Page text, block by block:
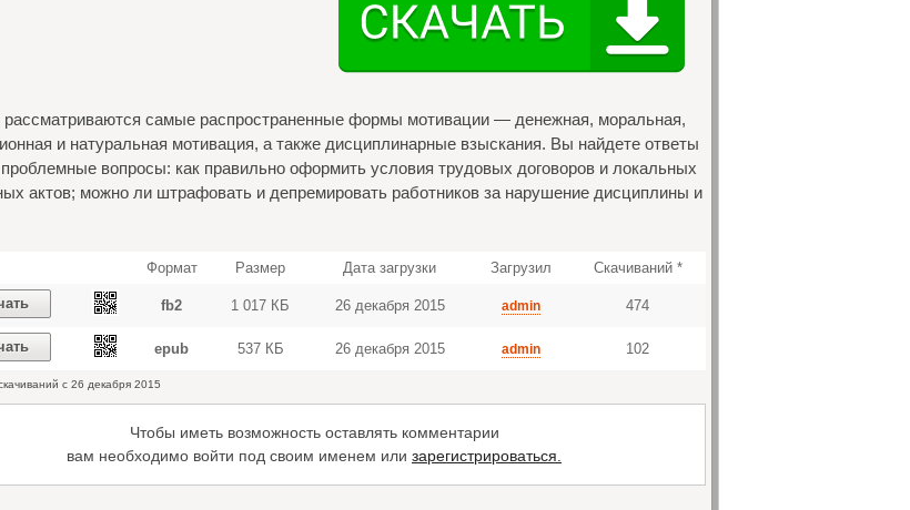
рассматриваются самые распространенные формы мотивации — денежная, моральная,
и натуральная мотивация, а также дисциплинарные взыскания. Вы найдете ответы
проблемные вопросы: как правильно оформить условия трудовых договоров и локальных
актов; можно ли штрафовать и депремировать работников за нарушение дисциплины и
Формат Размер Дата загрузки Загрузил Скачиваний *
fb2 1 017 КБ 26 декабря 2015 admin 474
epub 537 КБ 26 декабря 2015 admin 102
с 26 декабря 2015
Чтобы иметь возможность оставлять комментарии
вам необходимо войти под своим именем или зарегистрироваться.